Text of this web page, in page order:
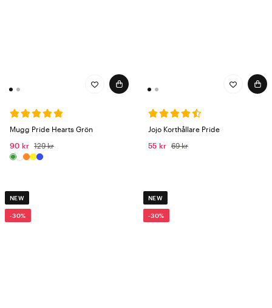
Mugg Pride Hearts Grön
90 kr 129 kr
Jojo Korthållare Pride
55 kr 69 kr
NEW
-30%
NEW
-30%